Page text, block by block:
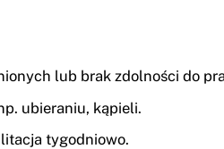
lub brak zdolności do
ubieraniu, kąpieli.
tygodniowo.